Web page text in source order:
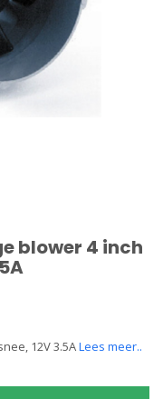
blower 4 inch
12V 3.5ALees meer..